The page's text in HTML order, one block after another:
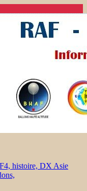
histoire, DX Asie